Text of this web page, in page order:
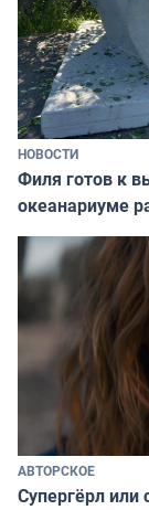
НОВОСТИ
Филя готов к
океанариуме
АВТОРСКОЕ
Супергёрл или